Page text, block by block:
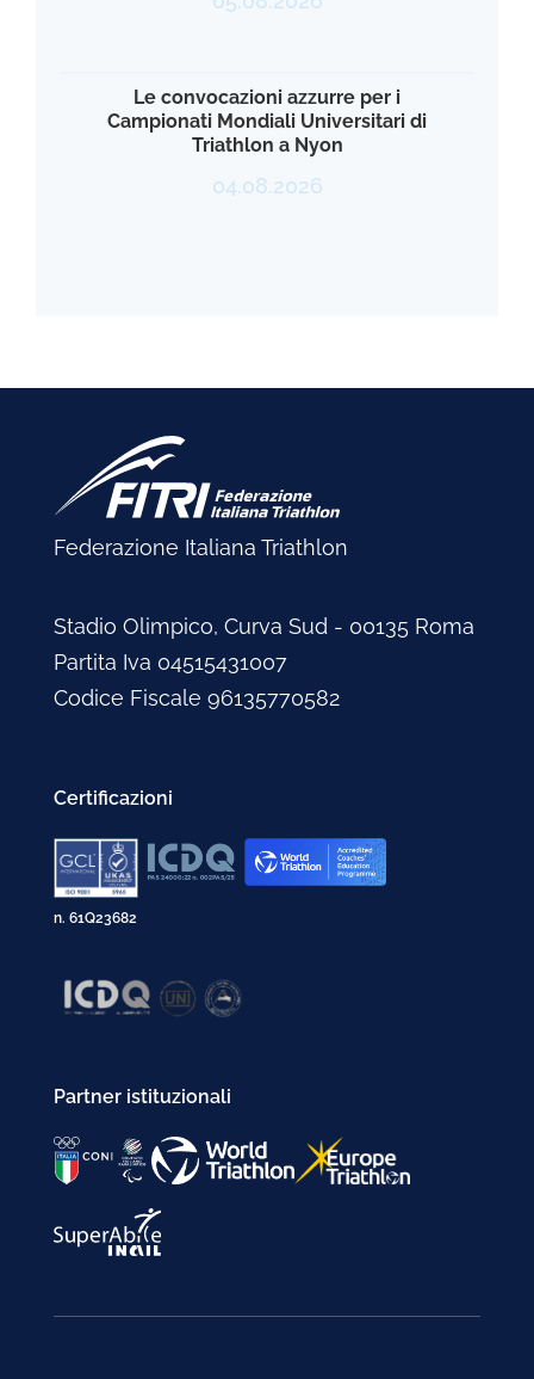
Le convocazioni azzurre per i
Campionati Mondiali Universitari di
Triathlon a Nyon
04.08.2026
Federazione Italiana Triathlon
Stadio Olimpico, Curva Sud - 00135 Roma
Partita Iva 04515431007
Codice Fiscale 96135770582
Certificazioni
n. 61Q23682
Partner istituzionali